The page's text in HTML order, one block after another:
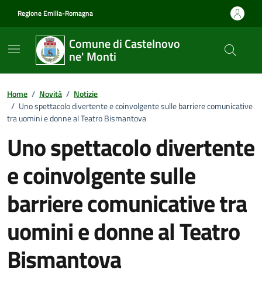
Regione Emilia-Romagna
Comune di Castelnovo
ne' Monti
Home / Novità / Notizie
/ Uno spettacolo divertente e coinvolgente sulle barriere comunicative
tra uomini e donne al Teatro Bismantova
Uno spettacolo divertente
e coinvolgente sulle
barriere comunicative tra
uomini e donne al Teatro
Bismantova